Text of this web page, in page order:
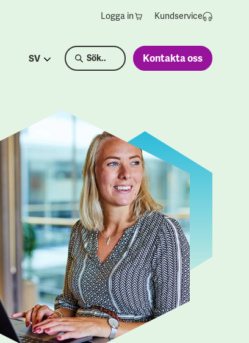
Logga in Kundservice
SV Kontakta oss